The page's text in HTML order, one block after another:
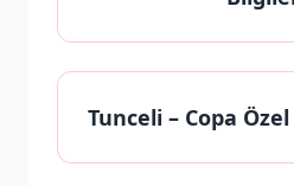
Tunceli – Copa